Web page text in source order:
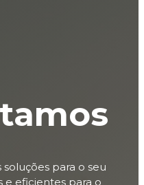
para o seu
e eficientes para o